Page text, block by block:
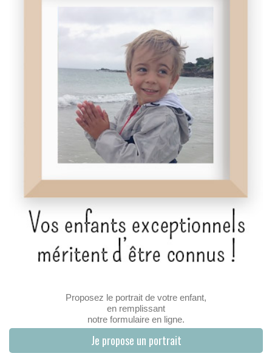
Proposez le portrait de votre enfant,
en remplissant
notre formulaire en ligne.
Je propose un portrait